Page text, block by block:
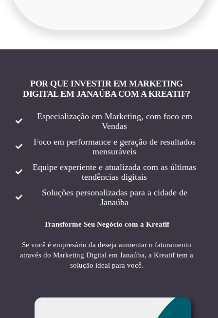
POR QUE INVESTIR EM MARKETING
DIGITAL EM JANAÚBA COM A KREATIF?
Especialização em Marketing, com foco em
Vendas
Foco em performance e geração de resultados
mensuráveis
Equipe experiente e atualizada com as últimas
tendências digitais
Soluções personalizadas para a cidade de
Janaúba
Transforme Seu Negócio com a Kreatif
Se você é empresário da deseja aumentar o faturamento
através do Marketing Digital em Janaúba, a Kreatif tem a
solução ideal para você.